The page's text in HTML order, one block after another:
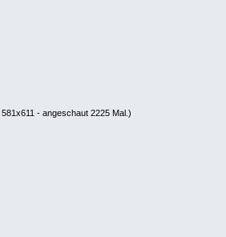
- angeschaut 2225 Mal.)